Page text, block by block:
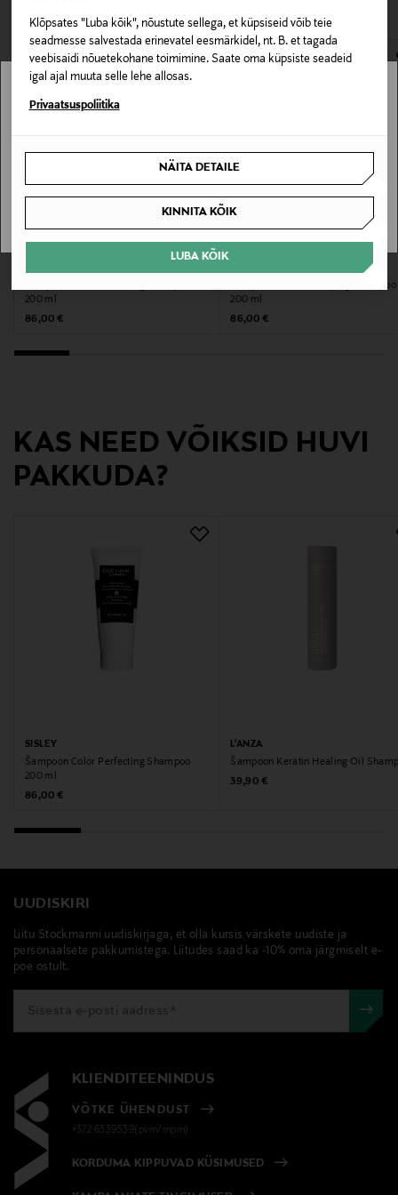
Klõpsates "Luba kõik", nõustute sellega, et küpsiseid võib teie
seadmesse salvestada erinevatel eesmärkidel, nt. B. et tagada
veebisaidi nõuetekohane toimimine. Saate oma küpsiste seadeid
igal ajal muuta selle lehe allosas.
Privaatsuspoliitika
NÄITA DETAILE
KINNITA KÕIK
LUBA KÕIK
Kategooria
Šampoon
Suurus
SAKSAMAA
Tootja
Wella Finland Oy
Tootja aadress
avamata originaalpakendis.
E-POE TAGASTUSED
200 ml
Original Price
86,00 €
Šampoon Gentle Purifying Shampoo
200 ml
Original Price
86,00 €
KAS NEED VÕIKSID HUVI
PAKKUDA?
SISLEY
Šampoon Color Perfecting Shampoo
200 ml
Original Price
86,00 €
L'ANZA
Šampoon Keratin Healing Oil
Original Price
39,90 €
UUDISKIRI
Liitu Stockmanni uudiskirjaga, et olla kursis värskete uudiste ja
personaalsete pakkumistega. Liitudes saad ka -10% oma järgmiselt e-
poe ostult.
KLIENDITEENINDUS
VÕTKE ÜHENDUST
+372 6339539(pvm/mpm)
KORDUMA KIPPUVAD KÜSIMUSED
Stockmann pole Sinu riigis saadaval.
SAAN ARU